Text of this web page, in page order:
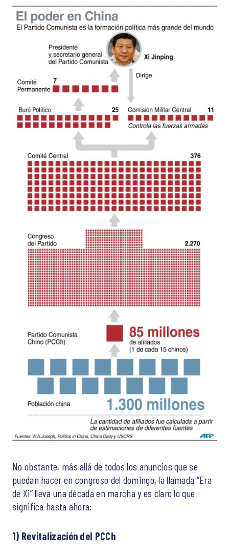
No obstante, más allá de todos los anuncios que se
puedan hacer en congreso del domingo, la llamada “Era
de Xi” lleva una década en marcha y es claro lo que
significa hasta ahora:
1) Revitalización del PCCh